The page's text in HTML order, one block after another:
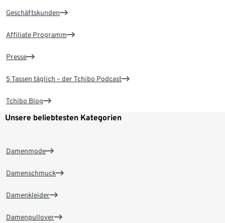
Geschäftskunden
Affiliate Programm
Presse
5 Tassen täglich – der Tchibo Podcast
Tchibo Blog
Unsere beliebtesten Kategorien
Damenmode
Damenschmuck
Damenkleider
Damenpullover